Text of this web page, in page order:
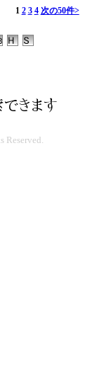
1 2 3 4 次の50件>